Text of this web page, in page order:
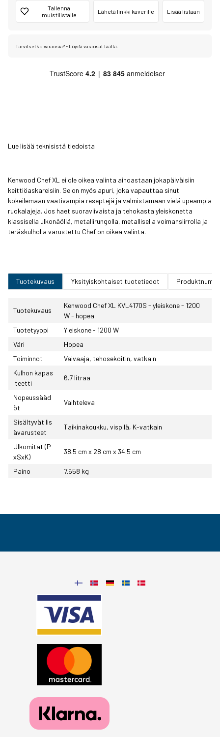
Tallenna
muistilistalle
Lähetä linkki kaverille Lisää listaan
Tarvitsetko varaosia? - Löydä varaosat täältä.
Lue lisää teknisistä tiedoista
Kenwood Chef XL ei ole oikea valinta ainoastaan jokapäiväisiin
keittiöaskareisiin. Se on myös apuri, joka vapauttaa sinut
kokeilemaan vaativampia reseptejä ja valmistamaan vielä upeampia
ruokalajeja. Jos haet suoraviivaista ja tehokasta yleiskonetta
klassisella ulkonäöllä, metallirungolla, metallisella voimansiirrolla ja
teräskulholla varustettu Chef on oikea valinta.
Tuotekuvaus Yksityiskohtaiset tuotetiedot
Tuotekuvaus
Kenwood Chef XL KVL4170S - yleiskone - 1200
W - hopea
Tuotetyyppi
Yleiskone - 1200 W
Väri
Hopea
Toiminnot
Vaivaaja, tehosekoitin, vatkain
Kulhon kapas
iteetti
6.7 litraa
Nopeussääd
öt
Vaihteleva
Sisältyvät lis
ävarusteet
Taikinakoukku, vispilä, K-vatkain
Ulkomitat (P
xSxK)
38.5 cm x 28 cm x 34.5 cm
Paino 7.658 kg